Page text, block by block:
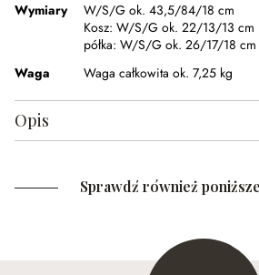
Wymiary
W/S/G ok. 43,5/84/18 cm
Kosz: W/S/G ok. 22/13/13 cm
półka: W/S/G ok. 26/17/18 cm
Waga
Waga całkowita ok. 7,25 kg
Opis
Sprawdź również